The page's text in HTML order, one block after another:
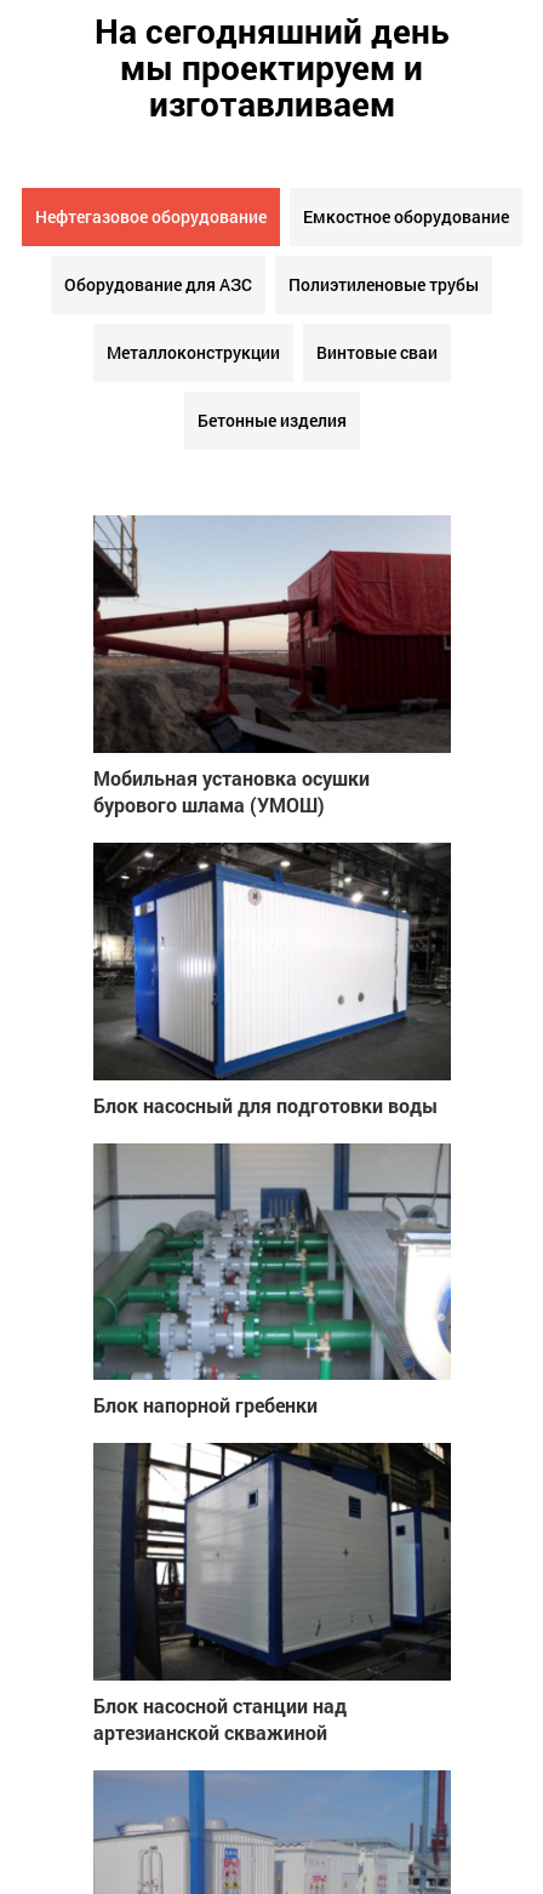
На сегодняшний день
мы проектируем и
изготавливаем
Нефтегазовое оборудование Емкостное оборудование
Оборудование для АЗС Полиэтиленовые трубы
Металлоконструкции Винтовые сваи
Бетонные изделия
Мобильная установка осушки
бурового шлама (УМОШ)
Блок насосный для подготовки воды
Блок напорной гребенки
Блок насосной станции над
артезианской скважиной